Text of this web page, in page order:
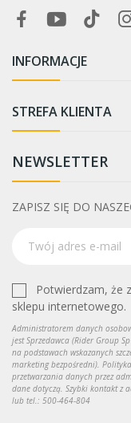
INFORMACJE
STREFA KLIENTA
NEWSLETTER
ZAPISZ SIĘ DO
Potwierdzam, że
sklepu internetowego.
Administratorem danych
jest Sprzedawca (Rider Group
na podstawach wskazanych
marketing bezpośredni).
przetwarzania danych przez
dane dotyczą. Szybki kontakt z
lub tel.: 500-464-804